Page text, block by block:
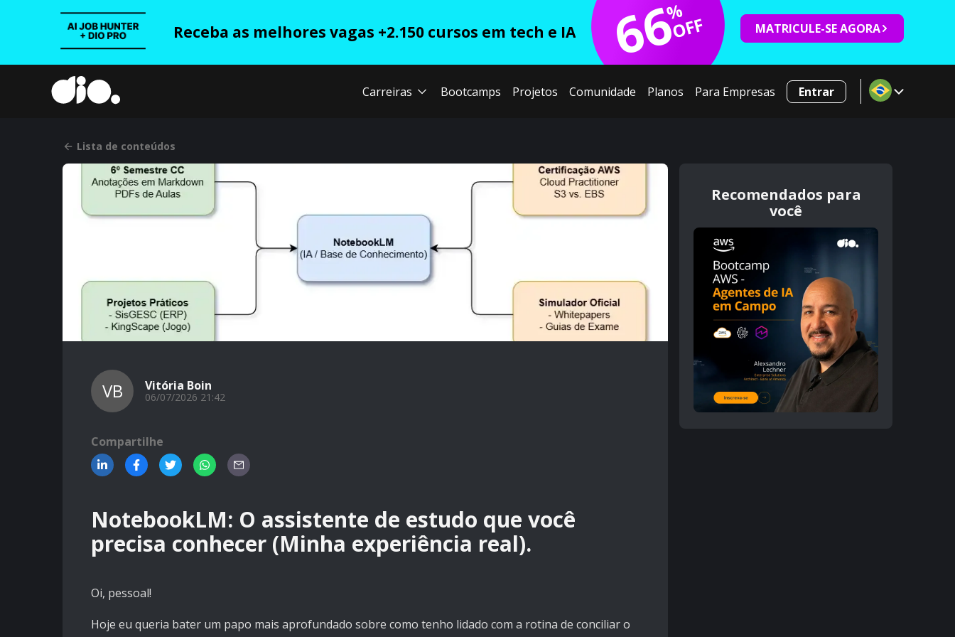
Receba as melhores vagas +2.150 cursos em tech e IA 66
%
OFF MATRICULE-SE AGORA
Carreiras Bootcamps Projetos Comunidade Planos Para Empresas Entrar
Lista de conteúdos
VB Vitória Boin
06/07/2026 21:42
Compartilhe
NotebookLM: O assistente de estudo que você
precisa conhecer (Minha experiência real).
Oi, pessoal!
Hoje eu queria bater um papo mais aprofundado sobre como tenho lidado com a rotina de conciliar o
Recomendados para
você